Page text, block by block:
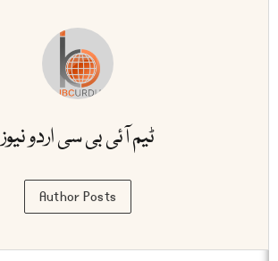
ٹیم آئی بی سی اردو نیوز
Author Posts